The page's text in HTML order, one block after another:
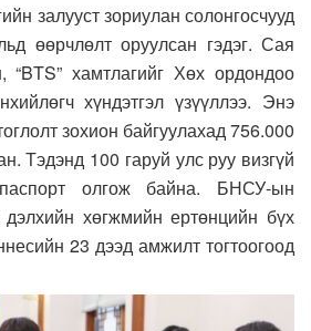
залууст зориулан солонгосчууд
өөрчлөлт оруулсан гэдэг. Сая
“BTS” хамтлагийг Хөх ордондоо
хүндэтгэл үзүүллээ. Энэ
зохион байгуулахад 756.000
Тэдэнд 100 гаруй улс руу визгүй
олгож байна. БНСУ-ын
дэлхийн хөгжмийн ертөнцийн бүх
23 дээд амжилт тогтоогоод